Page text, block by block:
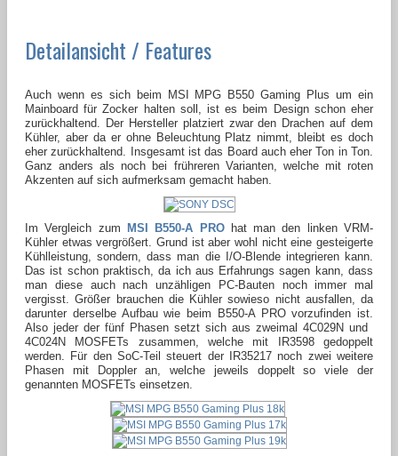
Detailansicht / Features
Auch wenn es sich beim MSI MPG B550 Gaming Plus um ein
Mainboard für Zocker halten soll, ist es beim Design schon eher
zurückhaltend. Der Hersteller platziert zwar den Drachen auf dem
Kühler, aber da er ohne Beleuchtung Platz nimmt, bleibt es doch
eher zurückhaltend. Insgesamt ist das Board auch eher Ton in Ton.
Ganz anders als noch bei frühreren Varianten, welche mit roten
Akzenten auf sich aufmerksam gemacht haben.
Im Vergleich zum MSI B550-A PROhat man den linken VRM-
Kühler etwas vergrößert. Grund ist aber wohl nicht eine gesteigerte
Kühlleistung, sondern, dass man die I/O-Blende integrieren kann.
Das ist schon praktisch, da ich aus Erfahrungs sagen kann, dass
man diese auch nach unzähligen PC-Bauten noch immer mal
vergisst. Größer brauchen die Kühler sowieso nicht ausfallen, da
darunter derselbe Aufbau wie beim B550-A PRO vorzufinden ist.
Also jeder der fünf Phasen setzt sich aus zweimal 4C029N und ​
4C024N MOSFETs zusammen, welche mit IR3598 gedoppelt
werden. Für den SoC-Teil steuert der IR35217 noch zwei weitere
Phasen mit Doppler an, welche jeweils doppelt so viele der
genannten MOSFETs einsetzen.